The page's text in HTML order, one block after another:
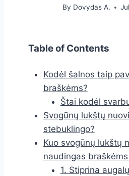
By Dovydas A.
Table of Contents
Kodėl šalnos taip
braškėms?
Štai kodėl
Svogūnų lukštų
stebuklingo?
Kuo svogūnų lukštų
naudingas
1. Stiprina